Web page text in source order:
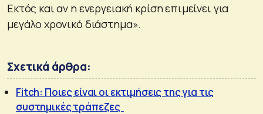
Εκτός και αν η ενεργειακή κρίση επιμείνει για
μεγάλο χρονικό διάστημα».
Σχετικά άρθρα:
Fitch: Ποιες είναι οι εκτιμήσεις της για τις
συστημικές τράπεζες